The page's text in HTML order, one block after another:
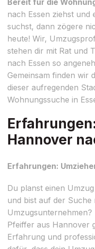
nach Essen ziehst und
suchst, dann zögere
heute! Wir,
stehen dir mit Rat und
nach Essen so
Gemeinsam finden wir
dieser aufregenden
Wohnungssuche in
Hannover
Erfahrungen:
Du planst einen
und bist auf der Suche
Pfeiffer aus Hannover
Erfahrung und